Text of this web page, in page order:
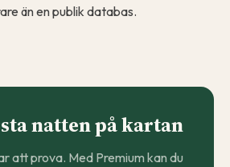
än en publik databas.
natten på kartan
att prova. Med Premium kan du